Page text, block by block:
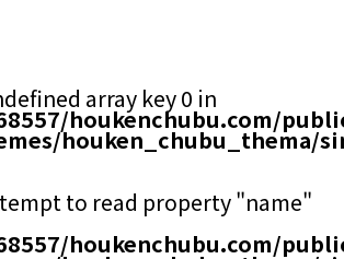
array key 0 in
houkenchubu.com/
houken_chubu_thema/
to read property "name"
houkenchubu.com/